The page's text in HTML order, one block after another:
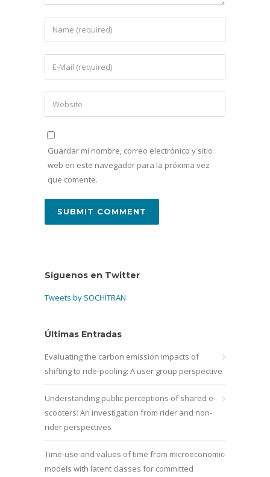
Guardar mi nombre, correo electrónico y sitio
web en este navegador para la próxima vez
que comente.
Síguenos en Twitter
Tweets by SOCHITRAN
Últimas Entradas
Evaluating the carbon emission impacts of
shifting to ride-pooling: A user group perspective
Understanding public perceptions of shared e-
scooters: An investigation from rider and non-
rider perspectives
Time-use and values of time from microeconomic
models with latent classes for committed